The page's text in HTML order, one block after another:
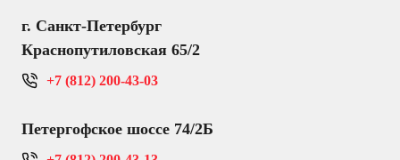
г. Санкт-Петербург
Краснопутиловская 65/2
+7 (812) 200-43-03
Петергофское шоссе 74/2Б